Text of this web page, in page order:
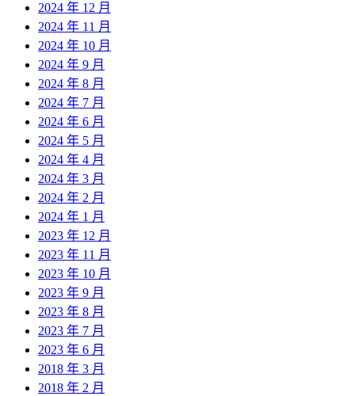
2024 年 12 月
2024 年 11 月
2024 年 10 月
2024 年 9 月
2024 年 8 月
2024 年 7 月
2024 年 6 月
2024 年 5 月
2024 年 4 月
2024 年 3 月
2024 年 2 月
2024 年 1 月
2023 年 12 月
2023 年 11 月
2023 年 10 月
2023 年 9 月
2023 年 8 月
2023 年 7 月
2023 年 6 月
2018 年 3 月
2018 年 2 月